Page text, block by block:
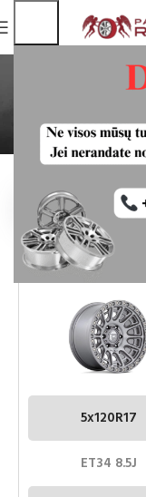
Pradžia Išnešimas ET
VOLKSWAGEN T5 T6
5x120R17
ET34 8.5J